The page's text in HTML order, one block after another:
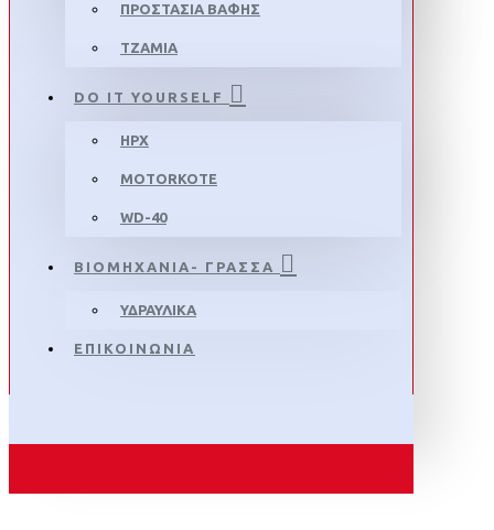
ΠΡΟΣΤΑΣΙΑ ΒΑΦΗΣ
ΤΖΑΜΙΑ
DO IT YOURSELF
HPX
MOTORKOTE
WD-40
ΒΙΟΜΗΧΑΝΙΑ- ΓΡΑΣΣΑ
ΥΔΡΑΥΛΙΚΑ
ΕΠΙΚΟΙΝΩΝΙΑ